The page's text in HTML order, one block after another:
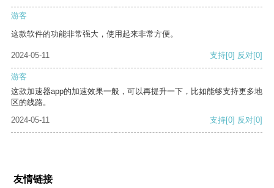
游客
这款软件的功能非常强大，使用起来非常方便。
2024-05-11 支持[0] 反对[0]
游客
这款加速器app的加速效果一般，可以再提升一下，比如能够支持更多地
区的线路。
2024-05-11
支持[0] 反对[0]
友情链接